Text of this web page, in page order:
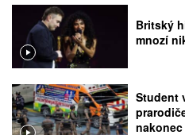
Britský
mnozí
Student